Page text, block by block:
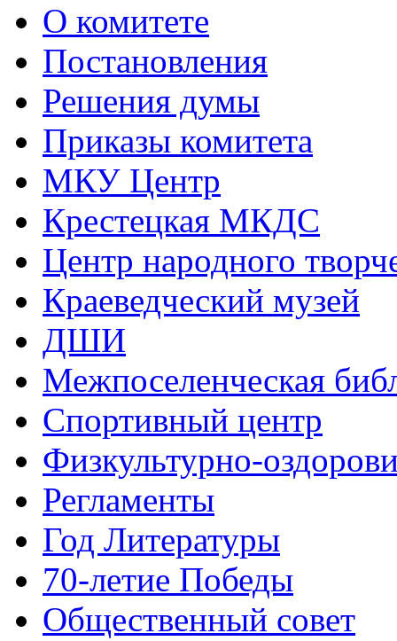
О комитете
Постановления
Решения думы
Приказы комитета
МКУ Центр
Крестецкая МКДС
Центр народного
Краеведческий музей
ДШИ
Межпоселенческая
Спортивный центр
Физкультурно-
Регламенты
Год Литературы
70-летие Победы
Общественный совет